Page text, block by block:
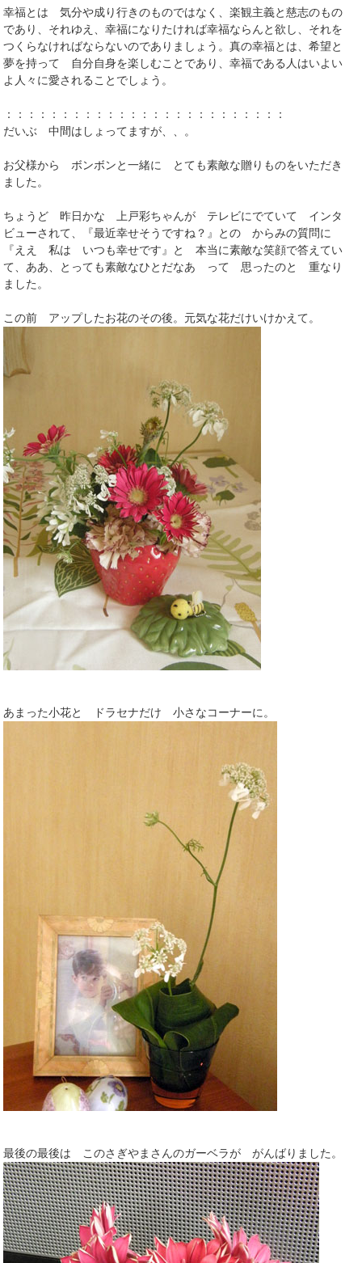
幸福とは 気分や成り行きのものではなく、楽観主義と慈志のもの
であり、それゆえ、幸福になりたければ幸福ならんと欲し、それを
つくらなければならないのでありましょう。真の幸福とは、希望と
夢を持って 自分自身を楽しむことであり、幸福である人はいよい
よ人々に愛されることでしょう。
：：：：：：：：：：：：：：：：：：：：：：：：：
だいぶ 中間はしょってますが、、。
お父様から ボンボンと一緒に とても素敵な贈りものをいただき
ました。
ちょうど 昨日かな 上戸彩ちゃんが テレビにでていて インタ
ビューされて、『最近幸せそうですね？』との からみの質問に
『ええ 私は いつも幸せです』と 本当に素敵な笑顔で答えてい
て、ああ、とっても素敵なひとだなあ って 思ったのと 重なり
ました。
この前 アップしたお花のその後。元気な花だけいけかえて。
あまった小花と ドラセナだけ 小さなコーナーに。
最後の最後は このさぎやまさんのガーベラが がんばりました。